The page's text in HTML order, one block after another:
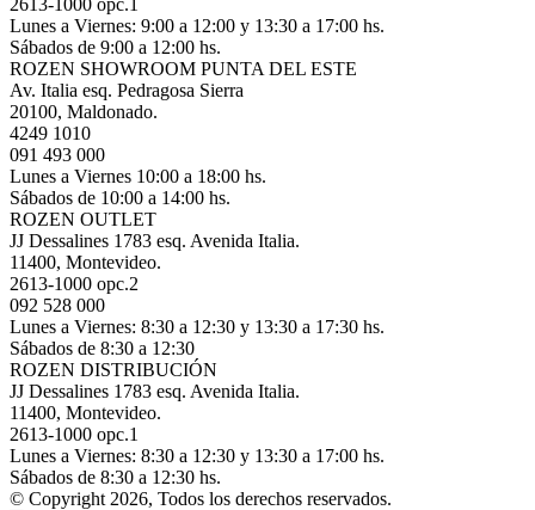
2613-1000 opc.1
Lunes a Viernes: 9:00 a 12:00 y 13:30 a 17:00 hs.
Sábados de 9:00 a 12:00 hs.
ROZEN SHOWROOM PUNTA DEL ESTE
Av. Italia esq. Pedragosa Sierra
20100, Maldonado.
4249 1010
091 493 000
Lunes a Viernes 10:00 a 18:00 hs.
Sábados de 10:00 a 14:00 hs.
ROZEN OUTLET
JJ Dessalines 1783 esq. Avenida Italia.
11400, Montevideo.
2613-1000 opc.2
092 528 000
Lunes a Viernes: 8:30 a 12:30 y 13:30 a 17:30 hs.
Sábados de 8:30 a 12:30
ROZEN DISTRIBUCIÓN
JJ Dessalines 1783 esq. Avenida Italia.
11400, Montevideo.
2613-1000 opc.1
Lunes a Viernes: 8:30 a 12:30 y 13:30 a 17:00 hs.
Sábados de 8:30 a 12:30 hs.
© Copyright 2026, Todos los derechos reservados.